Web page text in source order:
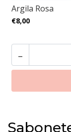
Argila Rosa
€8,00
-